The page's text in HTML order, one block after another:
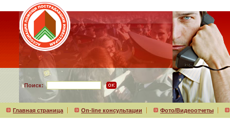
Поиск:
Главная страница On-line консультации Фото/Видеоотчеты